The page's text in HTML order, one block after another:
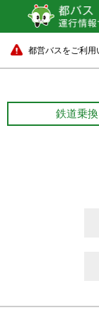
都営バスをご利用
鉄道乗換